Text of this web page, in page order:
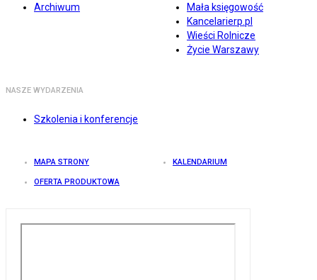
Archiwum
Mała księgowość
Kancelarierp.pl
Wieści Rolnicze
Życie Warszawy
NASZE WYDARZENIA
Szkolenia i konferencje
MAPA STRONY KALENDARIUM
OFERTA PRODUKTOWA